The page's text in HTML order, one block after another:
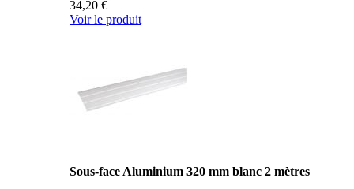
34,20 €
Voir le produit
Sous-face Aluminium 320 mm blanc 2 mètres